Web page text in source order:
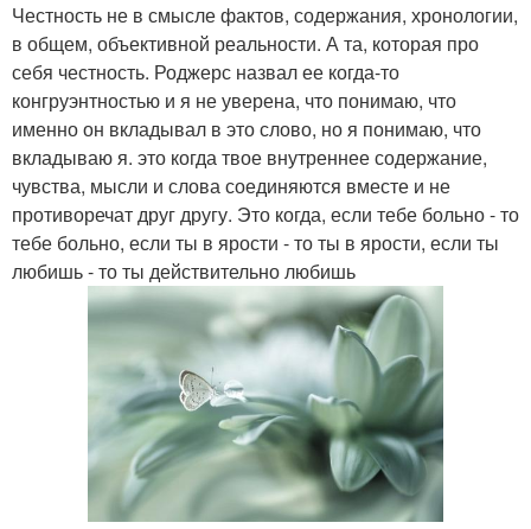
Честность не в смысле фактов, содержания, хронологии,
в общем, объективной реальности. А та, которая про
себя честность. Роджерс назвал ее когда-то
конгруэнтностью и я не уверена, что понимаю, что
именно он вкладывал в это слово, но я понимаю, что
вкладываю я. это когда твое внутреннее содержание,
чувства, мысли и слова соединяются вместе и не
противоречат друг другу. Это когда, если тебе больно - то
тебе больно, если ты в ярости - то ты в ярости, если ты
любишь - то ты действительно любишь